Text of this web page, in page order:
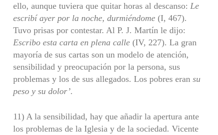
ello, aunque tuviera que quitar horas al descanso: Le
escribí ayer por la noche, durmiéndome (I, 467).
Tuvo prisas por contestar. Al P. J. Martín le dijo:
Escribo esta carta en plena calle (IV, 227). La gran
mayoría de sus cartas son un modelo de atención,
sensibilidad y preocupación por la persona, sus
problemas y los de sus allegados. Los pobres eran su
peso y su dolor’.
11) A la sensibilidad, hay que añadir la apertura ante
los problemas de la Iglesia y de la sociedad. Vicente